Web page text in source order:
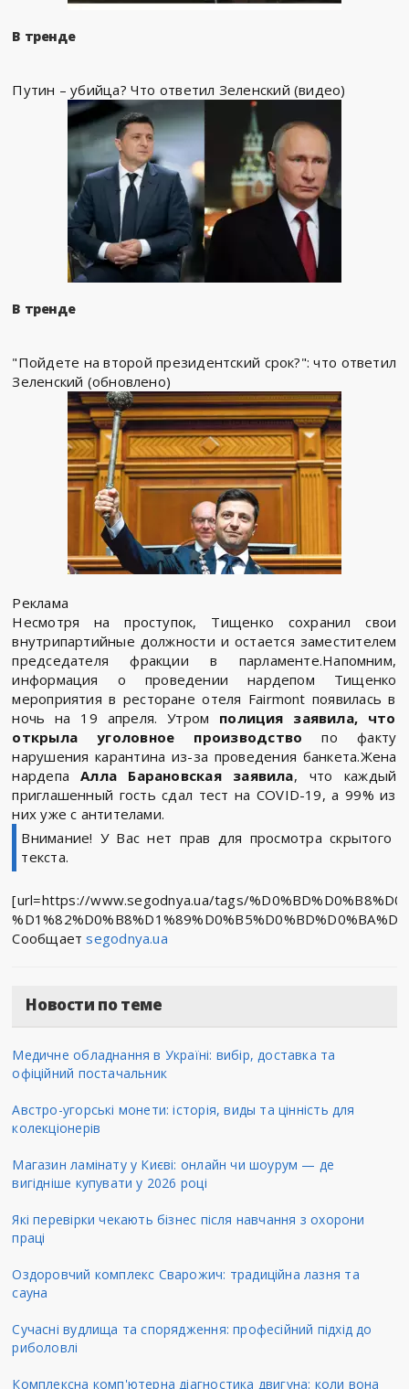
В тренде
Путин – убийца? Что ответил Зеленский (видео)
В тренде
"Пойдете на второй президентский срок?": что ответил
Зеленский (обновлено)
Реклама
Несмотря на проступок, Тищенко сохранил свои
внутрипартийные должности и остается заместителем
председателя фракции в парламенте.Напомним,
информация о проведении нардепом Тищенко
мероприятия в ресторане отеля Fairmont появилась в
ночь на 19 апреля. Утром полиция заявила, что
открыла уголовное производство по факту
нарушения карантина из-за проведения банкета.Жена
нардепаАлла Барановская заявила, что каждый
приглашенный гость сдал тест на COVID-19, а 99% из
них уже с антителами.
Внимание! У Вас нет прав для просмотра скрытого
текста.
[url=https://www.segodnya.ua/tags/
Сообщаетsegodnya.ua
Новости по теме
Медичне обладнання в Україні: вибір, доставка та
офіційний постачальник
Австро-угорські монети: історія, виды та цінність для
колекціонерів
Магазин ламінату у Києві: онлайн чи шоурум — де
вигідніше купувати у 2026 році
Які перевірки чекають бізнес після навчання з охорони
праці
Оздоровчий комплекс Сварожич: традиційна лазня та
сауна
Сучасні вудлища та спорядження: професійний підхід до
риболовлі
Комплексна комп'ютерна діагностика двигуна: коли вона